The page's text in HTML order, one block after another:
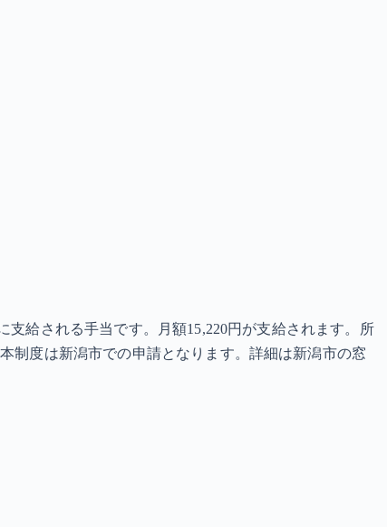
給される手当です。月額15,220円が支給されます。所
制度は新潟市での申請となります。詳細は新潟市の窓